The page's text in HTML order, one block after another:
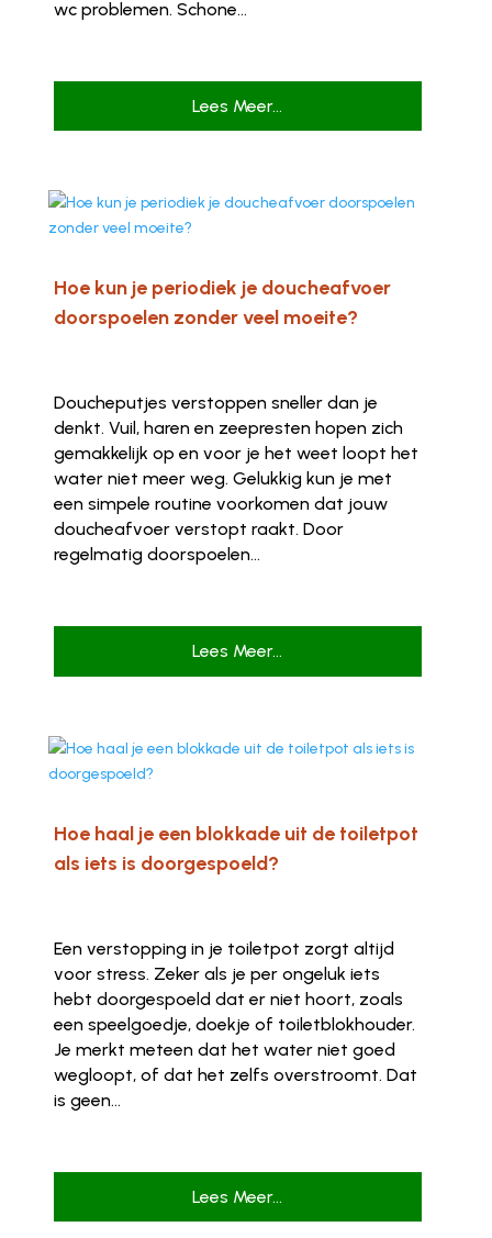
wc problemen. Schone...
Lees Meer...
Hoe kun je periodiek je doucheafvoer
doorspoelen zonder veel moeite?
Doucheputjes verstoppen sneller dan je
denkt. Vuil, haren en zeepresten hopen zich
gemakkelijk op en voor je het weet loopt het
water niet meer weg. Gelukkig kun je met
een simpele routine voorkomen dat jouw
doucheafvoer verstopt raakt. Door
regelmatig doorspoelen...
Lees Meer...
Hoe haal je een blokkade uit de toiletpot
als iets is doorgespoeld?
Een verstopping in je toiletpot zorgt altijd
voor stress. Zeker als je per ongeluk iets
hebt doorgespoeld dat er niet hoort, zoals
een speelgoedje, doekje of toiletblokhouder.
Je merkt meteen dat het water niet goed
wegloopt, of dat het zelfs overstroomt. Dat
is geen...
Lees Meer...